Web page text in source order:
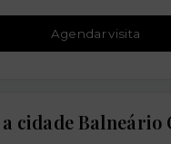
Agendar visita
a cidade Balneário